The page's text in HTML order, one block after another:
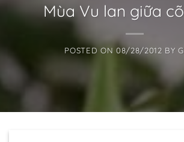
Mùa Vu lan giữa
POSTED ON08/28/2012 BY